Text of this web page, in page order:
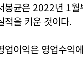
봉균은 2022년 1
적을 키운 것이다.
업이익은 영업수익